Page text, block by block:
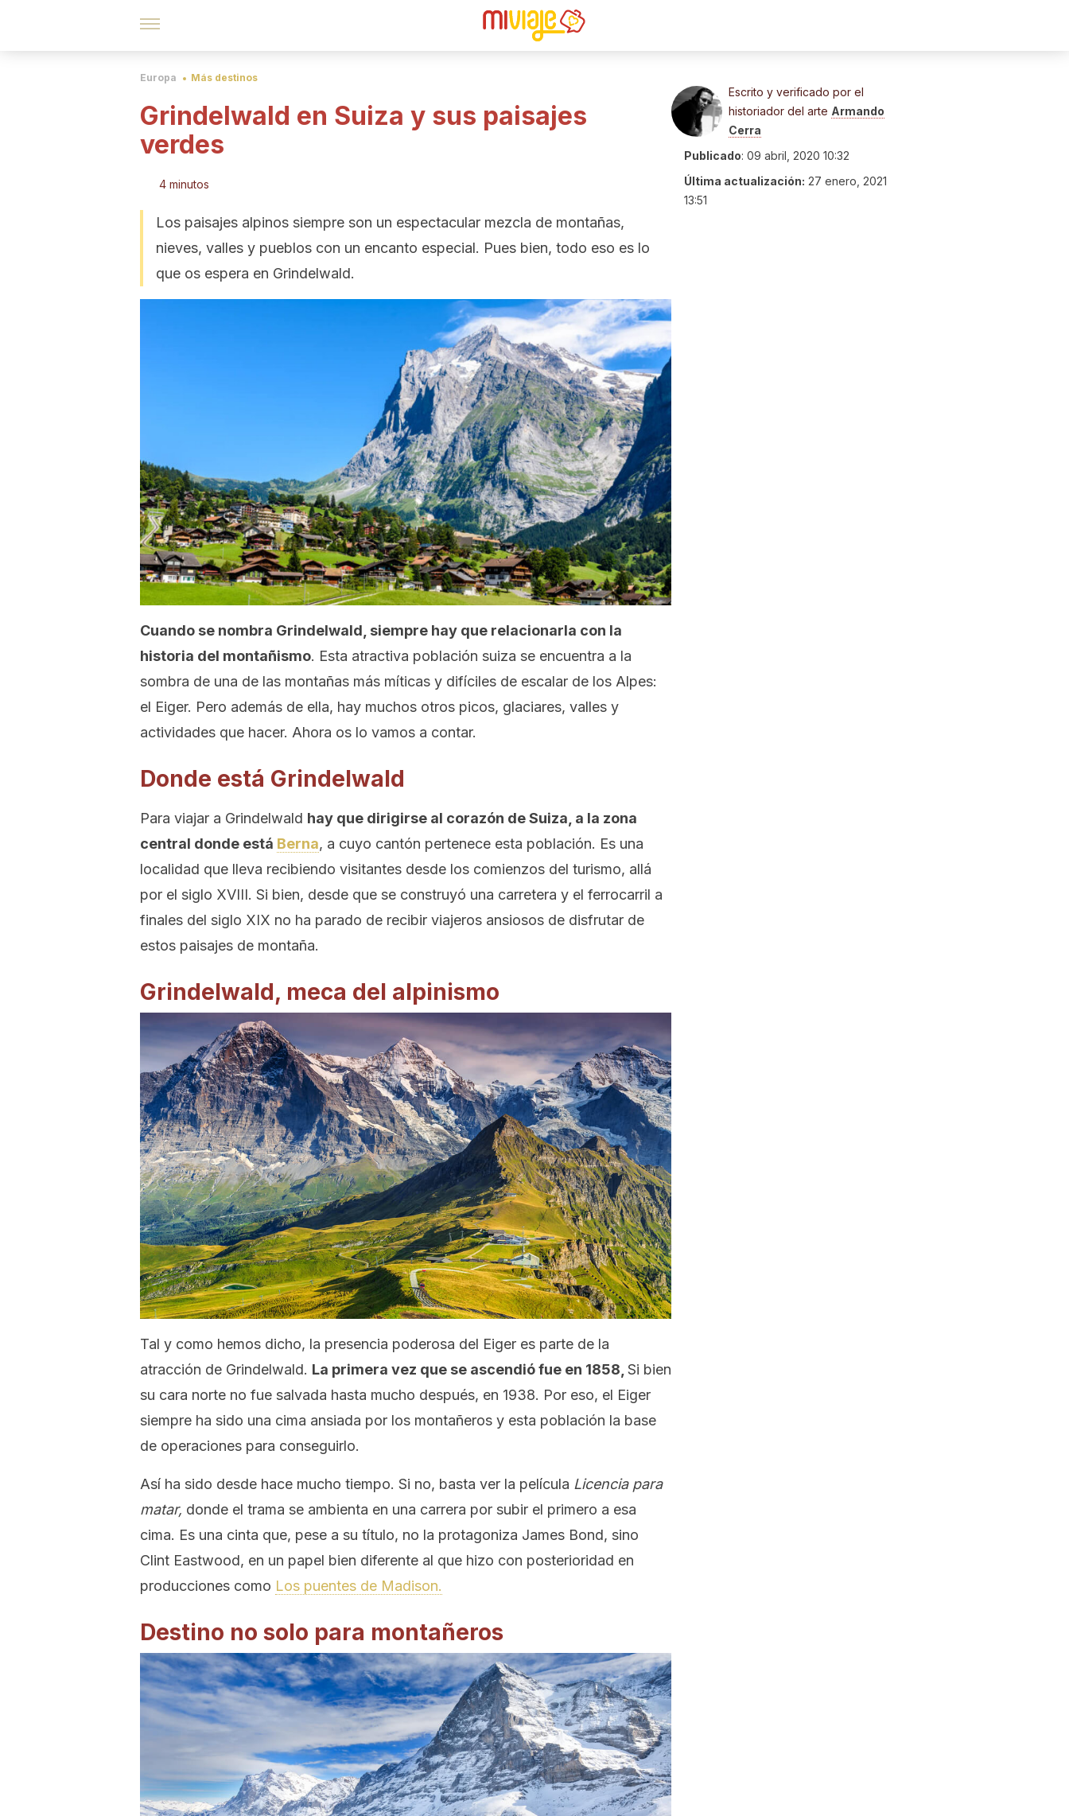
Europa Más destinos
Grindelwald en Suiza y sus paisajes
verdes
4 minutos
Los paisajes alpinos siempre son un espectacular mezcla de montañas,
nieves, valles y pueblos con un encanto especial. Pues bien, todo eso es lo
que os espera en Grindelwald.
Cuando se nombra Grindelwald, siempre hay que relacionarla con la
historia del montañismo. Esta atractiva población suiza se encuentra a la
sombra de una de las montañas más míticas y difíciles de escalar de los Alpes:
el Eiger. Pero además de ella, hay muchos otros picos, glaciares, valles y
actividades que hacer. Ahora os lo vamos a contar.
Donde está Grindelwald
Para viajar a Grindelwald hay que dirigirse al corazón de Suiza, a la zona
central donde está Berna, a cuyo cantón pertenece esta población. Es una
localidad que lleva recibiendo visitantes desde los comienzos del turismo, allá
por el siglo XVIII. Si bien, desde que se construyó una carretera y el ferrocarril a
finales del siglo XIX no ha parado de recibir viajeros ansiosos de disfrutar de
estos paisajes de montaña.
Grindelwald, meca del alpinismo
Tal y como hemos dicho, la presencia poderosa del Eiger es parte de la
atracción de Grindelwald. La primera vez que se ascendió fue en 1858, Si bien
su cara norte no fue salvada hasta mucho después, en 1938. Por eso, el Eiger
siempre ha sido una cima ansiada por los montañeros y esta población la base
de operaciones para conseguirlo.
Así ha sido desde hace mucho tiempo. Si no, basta ver la película Licencia para
matar, donde el trama se ambienta en una carrera por subir el primero a esa
cima. Es una cinta que, pese a su título, no la protagoniza James Bond, sino
Clint Eastwood, en un papel bien diferente al que hizo con posterioridad en
producciones como Los puentes de Madison.
Destino no solo para montañeros
Escrito y verificado por el
historiador del arte Armando
Cerra
Publicado: 09 abril, 2020 10:32
Última actualización: 27 enero, 2021
13:51